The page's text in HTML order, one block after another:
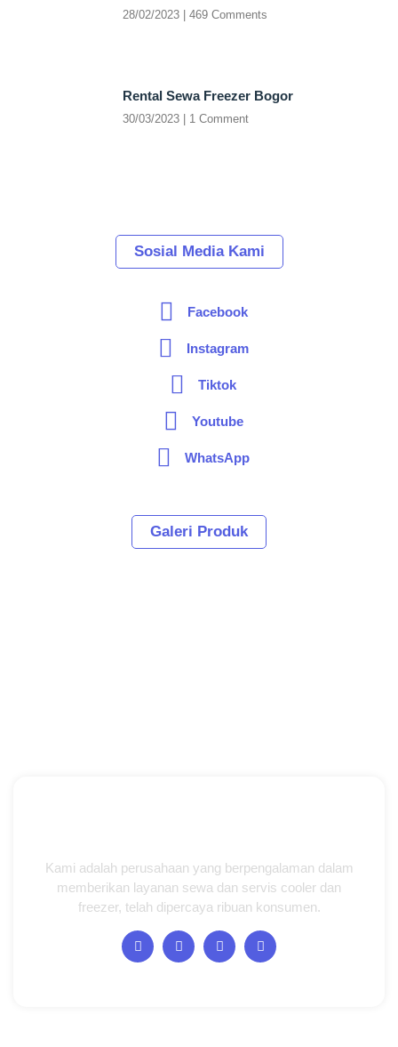
28/02/2023 469 Comments
Rental Sewa Freezer Bogor
30/03/2023 1 Comment
Sosial Media Kami
Facebook
Instagram
Tiktok
Youtube
WhatsApp
Galeri Produk
Kami adalah perusahaan yang berpengalaman dalam
memberikan layanan sewa dan servis cooler dan
freezer, telah dipercaya ribuan konsumen.